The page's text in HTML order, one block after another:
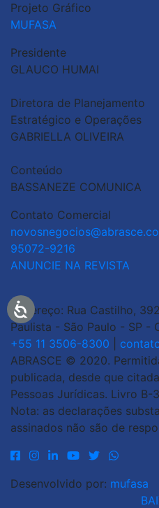
Projeto Gráfico
MUFASA
Presidente
GLAUCO HUMAI
Diretora de Planejamento
Estratégico e Operações
GABRIELLA OLIVEIRA
Conteúdo
BASSANEZE COMUNICA
Contato Comercial
95072-9216
ANUNCIE NA REVISTA
Endereço: Rua Castilho,
Paulista - São Paulo - SP -
+55 11 3506-8300
ABRASCE © 2020.
publicada, desde que
Pessoas Jurídicas. Livro B-
Nota: as declarações
assinados não são de
Desenvolvido por: mufasa